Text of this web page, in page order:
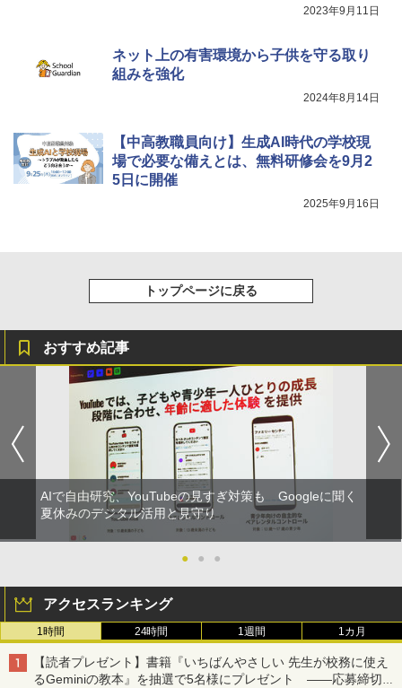
2023年9月11日
ネット上の有害環境から子供を守る取り
組みを強化
2024年8月14日
【中高教職員向け】生成AI時代の学校現
場で必要な備えとは、無料研修会を9月2
5日に開催
2025年9月16日
トップページに戻る
おすすめ記事
AIで自由研究、YouTubeの見すぎ対策も Googleに聞く
夏休みのデジタル活用と見守り
● ● ●
アクセスランキング
1時間 24時間 1週間 1カ月
【読者プレゼント】書籍『いちばんやさしい 先生が校務に使え
るGeminiの教本』を抽選で5名様にプレゼント ――応募締切は